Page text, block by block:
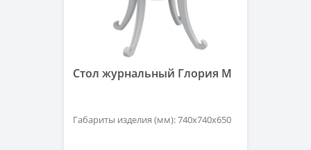
Стол журнальный Глория М
Габариты изделия (мм): 740х740х650